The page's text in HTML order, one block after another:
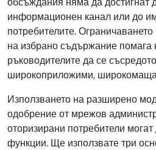
информационен канал или до
потребителите.
на избрано съдържание помага
ръководителите да се
широкоприложими,
Използването на разширено
одобрение от мрежов
оторизирани потребители могат
функции. Ще използвате три